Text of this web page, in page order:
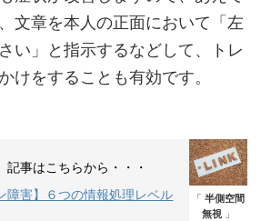
文章を本人の正面において「左
い」と指示するなどして、トレ
けをすることも有効です。
「 半側空間
無視 」
記事はこちらから・・・
障害】６つの情報処理レベル